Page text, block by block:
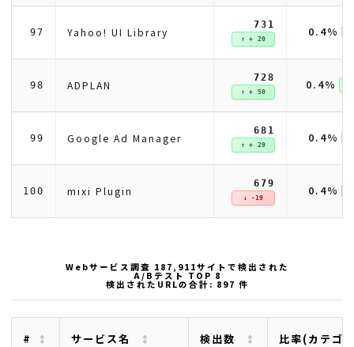
97 Yahoo! UI Library
731
↑ + 20 0.4%
98 ADPLAN
728
↑ + 50 0.4%
99 Google Ad Manager
681
↑ + 29 0.4%
100 mixi Plugin
679
↓ -19 0.4%
Webサービス調査 187,911サイトで検出された
A/Bテスト TOP 8
検出されたURLの合計: 897 件
# サービス名 検出数 比率(カテゴ